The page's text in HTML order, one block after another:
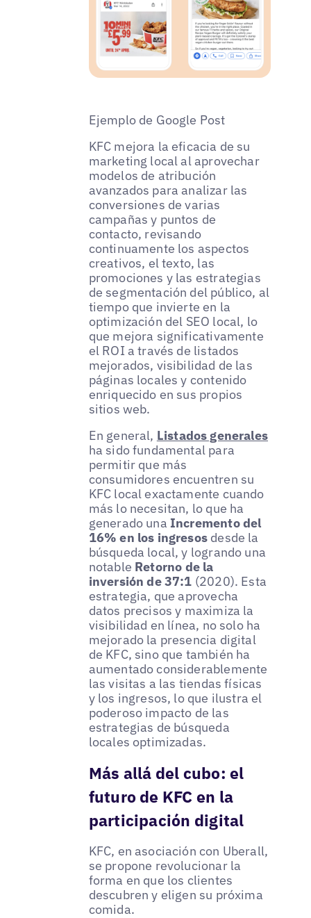
Ejemplo de Google Post
KFC mejora la eficacia de su
marketing local al aprovechar
modelos de atribución
avanzados para analizar las
conversiones de varias
campañas y puntos de
contacto, revisando
continuamente los aspectos
creativos, el texto, las
promociones y las estrategias
de segmentación del público, al
tiempo que invierte en la
optimización del SEO local, lo
que mejora significativamente
el ROI a través de listados
mejorados, visibilidad de las
páginas locales y contenido
enriquecido en sus propios
sitios web.
En general, Listados generales
ha sido fundamental para
permitir que más
consumidores encuentren su
KFC local exactamente cuando
más lo necesitan, lo que ha
generado una Incremento del
16% en los ingresos desde la
búsqueda local, y logrando una
notable Retorno de la
inversión de 37:1 (2020). Esta
estrategia, que aprovecha
datos precisos y maximiza la
visibilidad en línea, no solo ha
mejorado la presencia digital
de KFC, sino que también ha
aumentado considerablemente
las visitas a las tiendas físicas
y los ingresos, lo que ilustra el
poderoso impacto de las
estrategias de búsqueda
locales optimizadas.
Más allá del cubo: el
futuro de KFC en la
participación digital
KFC, en asociación con Uberall,
se propone revolucionar la
forma en que los clientes
descubren y eligen su próxima
comida.